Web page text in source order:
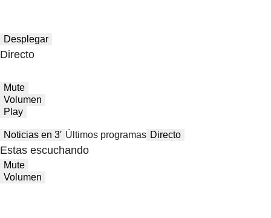
Desplegar
Directo
Mute
Volumen
Play
Noticias en 3′ Últimos programas Directo
Estas escuchando
Mute
Volumen